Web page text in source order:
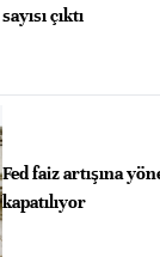
sayısı çıktı
Fed faiz artışına
kapatılıyor